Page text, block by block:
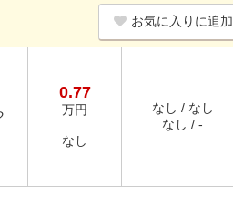
お気に入りに追加
0.77
万円
なし
なし / なし
なし / -